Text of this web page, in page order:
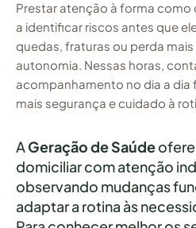
Prestar atenção à forma
a identificar riscos antes que
quedas, fraturas ou perda
autonomia. Nessas horas,
acompanhamento no dia a dia
mais segurança e cuidado à
AGeração de Saúde
domiciliar com atenção
observando mudanças
adaptar a rotina às